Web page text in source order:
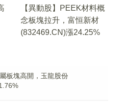
【異動股】PEEK材料概
念板塊拉升，富恒新材
(832469.CN)漲24.25%
板塊高開，玉龍股份